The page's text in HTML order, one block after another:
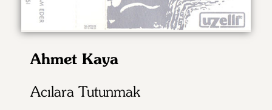
Ahmet Kaya
Acılara Tutunmak